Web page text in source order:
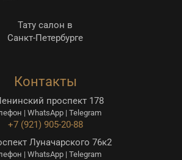
Тату салон в
Санкт-Петербурге
Контакты
проспект 178
| WhatsApp | Telegram
+7 (921) 905-20-88
Луначарского 76к2
| WhatsApp | Telegram